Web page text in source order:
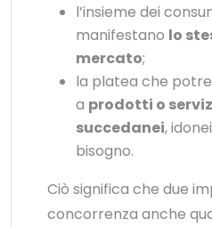
l’insieme dei
manifestano lo
mercato;
la platea che
a prodotti o
succedanei,
bisogno.
Ciò significa che due
concorrenza anche